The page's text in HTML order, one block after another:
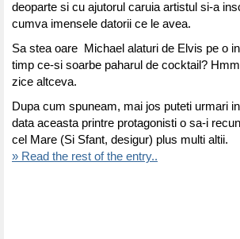
deoparte si cu ajutorul caruia artistul si-a
cumva imensele datorii ce le avea.
Sa stea oare Michael alaturi de Elvis pe o
timp ce-si soarbe paharul de cocktail?
zice altceva.
Dupa cum spuneam, mai jos puteti urmari
data aceasta printre protagonisti o sa-i
cel Mare (Si Sfant, desigur) plus multi altii.
» Read the rest of the entry..